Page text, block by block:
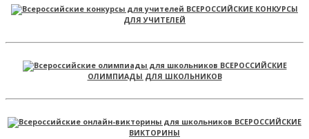
ВСЕРОССИЙСКИЕ КОНКУРСЫ
ДЛЯ УЧИТЕЛЕЙ
ВСЕРОССИЙСКИЕ
ОЛИМПИАДЫ ДЛЯ ШКОЛЬНИКОВ
ВСЕРОССИЙСКИЕ
ВИКТОРИНЫ